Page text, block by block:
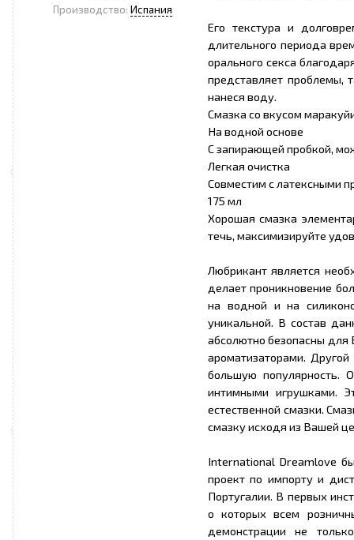
Производство: Испания
Его текстура и
длительного периода
орального секса
представляет проблемы,
нанеся воду.
Смазка со вкусом
На водной основе
С запирающей пробкой,
Легкая очистка
Совместим с латексными
175 мл
Хорошая смазка
течь, максимизируйте
Любрикант является
делает проникновение
на водной и на
уникальной. В состав
абсолютно безопасны
ароматизаторами.
большую популярность.
интимными игрушками.
естественной смазки.
смазку исходя из Вашей
International Dreamlove
проект по импорту и
Португалии. В первых
о которых всем
демонстрации не